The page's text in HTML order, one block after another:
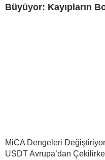
Büyüyor: Kayıpların
MiCA Dengeleri
USDT Avrupa’dan